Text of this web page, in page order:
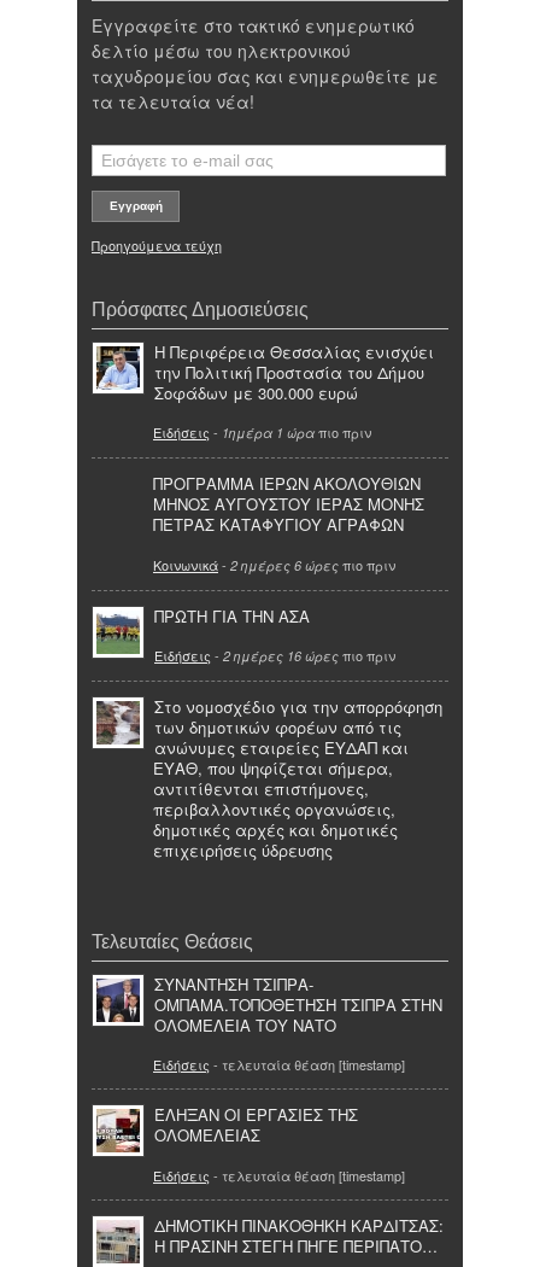
Εγγραφείτε στο τακτικό ενημερωτικό
δελτίο μέσω του ηλεκτρονικού
ταχυδρομείου σας και ενημερωθείτε με
τα τελευταία νέα!
Προηγούμενα τεύχη
Πρόσφατες Δημοσιεύσεις
Η Περιφέρεια Θεσσαλίας ενισχύει
την Πολιτική Προστασία του Δήμου
Σοφάδων με 300.000 ευρώ
Ειδήσεις - 1ημέρα 1 ώρα πιο πριν
ΠΡΟΓΡΑΜΜΑ ΙΕΡΩΝ ΑΚΟΛΟΥΘΙΩΝ
ΜΗΝΟΣ ΑΥΓΟΥΣΤΟΥ ΙΕΡΑΣ ΜΟΝΗΣ
ΠΕΤΡΑΣ ΚΑΤΑΦΥΓΙΟΥ ΑΓΡΑΦΩΝ
Κοινωνικά- 2 ημέρες 6 ώρες πιο πριν
ΠΡΩΤΗ ΓΙΑ ΤΗΝ ΑΣΑ
Ειδήσεις - 2 ημέρες 16 ώρες πιο πριν
Στο νομοσχέδιο για την απορρόφηση
των δημοτικών φορέων από τις
ανώνυμες εταιρείες ΕΥΔΑΠ και
ΕΥΑΘ, που ψηφίζεται σήμερα,
αντιτίθενται επιστήμονες,
περιβαλλοντικές οργανώσεις,
δημοτικές αρχές και δημοτικές
επιχειρήσεις ύδρευσης
Τελευταίες Θεάσεις
ΣΥΝΑΝΤΗΣΗ ΤΣΙΠΡΑ-
ΟΜΠΑΜΑ.ΤΟΠΟΘΕΤΗΣΗ ΤΣΙΠΡΑ ΣΤΗΝ
ΟΛΟΜΕΛΕΙΑ ΤΟΥ ΝΑΤΟ
Ειδήσεις - τελευταία θέαση [timestamp]
ΈΛΗΞΑΝ ΟΙ ΕΡΓΑΣΙΕΣ ΤΗΣ
ΟΛΟΜΕΛΕΙΑΣ
Ειδήσεις - τελευταία θέαση [timestamp]
ΔΗΜΟΤΙΚΗ ΠΙΝΑΚΟΘΗΚΗ ΚΑΡΔΙΤΣΑΣ:
Η ΠΡΑΣΙΝΗ ΣΤΕΓΗ ΠΗΓΕ ΠΕΡΙΠΑΤΟ…